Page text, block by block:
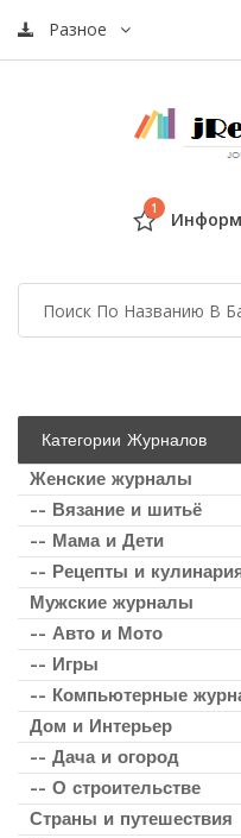
Разное
1
Категории Журналов
Женские журналы
-- Вязание и шитьё
-- Мама и Дети
-- Рецепты и
Мужские журналы
-- Авто и Мото
-- Игры
-- Компьютерные
Дом и Интерьер
-- Дача и огород
-- О строительстве
Страны и путешествия